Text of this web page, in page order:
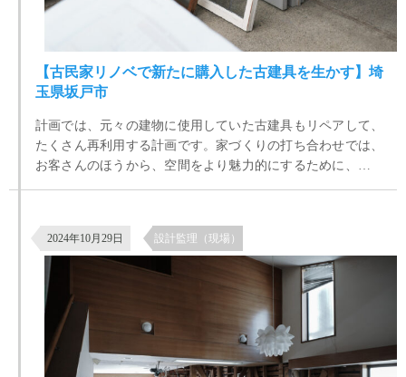
【古民家リノベで新たに購入した古建具を生かす】埼
玉県坂戸市
計画では、元々の建物に使用していた古建具もリペアして、
たくさん再利用する計画です。家づくりの打ち合わせでは、
お客さんのほうから、空間をより魅力的にするために、さら
て、それを持ち込みしてもらえれば、それに合わせて現場で
対応しますということになっていました。
2024年10月29日 設計監理（現場）